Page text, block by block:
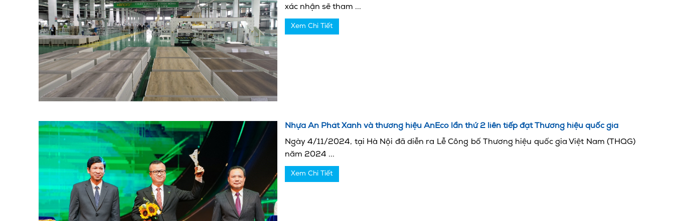
xác nhận sẽ tham ...
Xem Chi Tiết
Nhựa An Phát Xanh và thương hiệu AnEco lần thứ 2 liên tiếp đạt Thương hiệu quốc gia
Ngày 4/11/2024, tại Hà Nội đã diễn ra Lễ Công bố Thương hiệu quốc gia Việt Nam (THQG)
năm 2024 ...
Xem Chi Tiết